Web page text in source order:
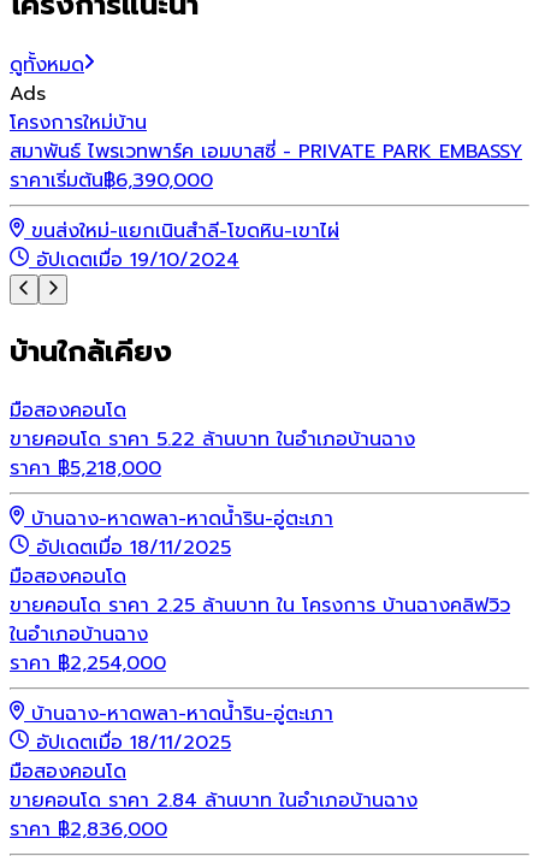
ดูทั้งหมด
Ads
โครงการใหม่บ้าน
สมาพันธ์ ไพรเวทพาร์ค เอมบาสซี่ - PRIVATE PARK EMBASSY
ราคาเริ่มต้น฿6,390,000
ขนส่งใหม่-แยกเนินสำลี-โขดหิน-เขาไผ่
อัปเดตเมื่อ 19/10/2024
บ้านใกล้เคียง
มือสองคอนโด
ขายคอนโด ราคา 5.22 ล้านบาท ในอำเภอบ้านฉาง
ราคา ฿5,218,000
บ้านฉาง-หาดพลา-หาดน้ำริน-อู่ตะเภา
อัปเดตเมื่อ 18/11/2025
มือสองคอนโด
ขายคอนโด ราคา 2.25 ล้านบาท ใน โครงการ บ้านฉางคลิฟวิว
ในอำเภอบ้านฉาง
ราคา ฿2,254,000
บ้านฉาง-หาดพลา-หาดน้ำริน-อู่ตะเภา
อัปเดตเมื่อ 18/11/2025
มือสองคอนโด
ขายคอนโด ราคา 2.84 ล้านบาท ในอำเภอบ้านฉาง
ราคา ฿2,836,000